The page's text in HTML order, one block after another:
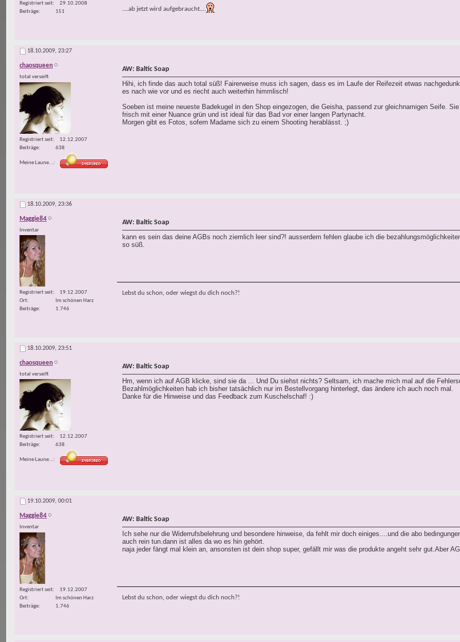
Registriert seit
29.10.2008
Beiträge
151 ....ab jetzt wird aufgebraucht....
18.10.2009, 23:27
chaosqueen
total verseift
Registriert seit
12.12.2007
Beiträge
638
Meine Laune...
AW: Baltic Soap
Hihi, ich finde das auch total süß! Fairerweise muss ich sagen, dass es im Laufe der Reifezeit etwas
es nach wie vor und es riecht auch weiterhin himmlisch!
Soeben ist meine neueste Badekugel in den Shop eingezogen, die Geisha, passend zur gleichnamigen Seife.
frisch mit einer Nuance grün und ist ideal für das Bad vor einer langen Partynacht.
Morgen gibt es Fotos, sofern Madame sich zu einem Shooting herablässt. ;)
18.10.2009, 23:36
Maggie84
Inventar
Registriert seit
19.12.2007
Ort
Im schönen Harz
Beiträge
1.746
AW: Baltic Soap
kann es sein das deine AGBs noch ziemlich leer sind?! ausserdem fehlen glaube ich die
so süß.
Lebst du schon, oder wiegst du dich noch?!
18.10.2009, 23:51
chaosqueen
total verseift
Registriert seit
12.12.2007
Beiträge
638
Meine Laune...
AW: Baltic Soap
Hm, wenn ich auf AGB klicke, sind sie da ... Und Du siehst nichts? Seltsam, ich mache mich mal auf die
Bezahlmöglichkeiten hab ich bisher tatsächlich nur im Bestellvorgang hinterlegt, das ändere ich auch noch mal.
Danke für die Hinweise und das Feedback zum Kuschelschaf! :)
19.10.2009, 00:01
Maggie84
Inventar
Registriert seit
19.12.2007
Ort
Im schönen Harz
Beiträge
1.746
AW: Baltic Soap
Ich sehe nur die Widerrufsbelehrung und besondere hinweise, da fehlt mir doch einiges....und die abo
auch rein tun.dann ist alles da wo es hin gehört.
naja jeder fängt mal klein an, ansonsten ist dein shop super, gefällt mir was die produkte angeht sehr gut.Aber
Lebst du schon, oder wiegst du dich noch?!